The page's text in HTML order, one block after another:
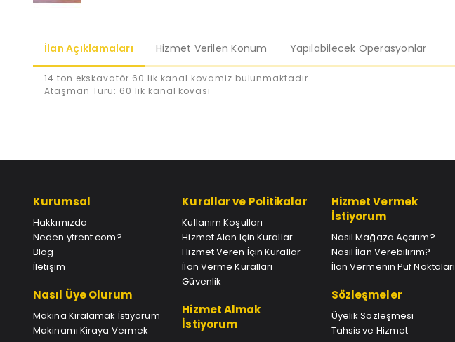
İlan Açıklamaları Hizmet Verilen Konum Yapılabilecek Operasyonlar
14 ton ekskavatör 60 lik kanal kovamiz bulunmaktadır
Ataşman Türü: 60 lik kanal kovasi
Kurumsal
Hakkımızda
Neden ytrent.com?
Blog
İletişim
Nasıl Üye Olurum
Makina Kiralamak İstiyorum
Makinamı Kiraya Vermek
Kurallar ve Politikalar
Kullanım Koşulları
Hizmet Alan İçin Kurallar
Hizmet Veren İçin Kurallar
İlan Verme Kuralları
Güvenlik
Hizmet Almak
İstiyorum
Hizmet Vermek
İstiyorum
Nasıl Mağaza Açarım?
Nasıl İlan Verebilirim?
İlan Vermenin Püf Noktaları
Sözleşmeler
Üyelik Sözleşmesi
Tahsis ve Hizmet